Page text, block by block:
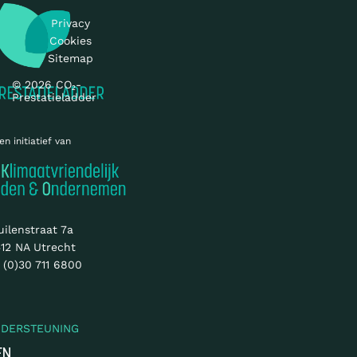
initiatief van
7a
NA Utrecht
(0)30 711 6800
© 2026 CO₂-
Prestatieladder
Privacy
Cookies
Sitemap